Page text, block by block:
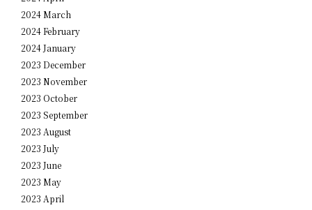
2024 March
2024 February
2024 January
2023 December
2023 November
2023 October
2023 September
2023 August
2023 July
2023 June
2023 May
2023 April